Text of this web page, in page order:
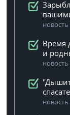
новость
Время
и
новость
новость